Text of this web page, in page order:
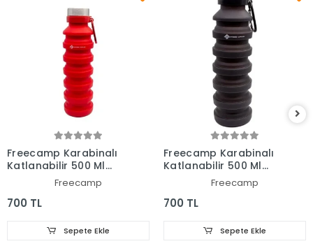
Freecamp Karabinalı
Katlanabilir 500 Ml
Matara Kırmızı
Freecamp
700 TL
Sepete Ekle
Freecamp Karabinalı
Katlanabilir 500 Ml
Matara SiyahFreecamp
700 TL
Sepete Ekle